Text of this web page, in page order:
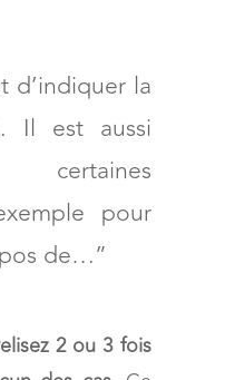
d’indiquer la
Il est aussi
pour
de…”
2 ou 3 fois